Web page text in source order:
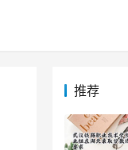
推荐